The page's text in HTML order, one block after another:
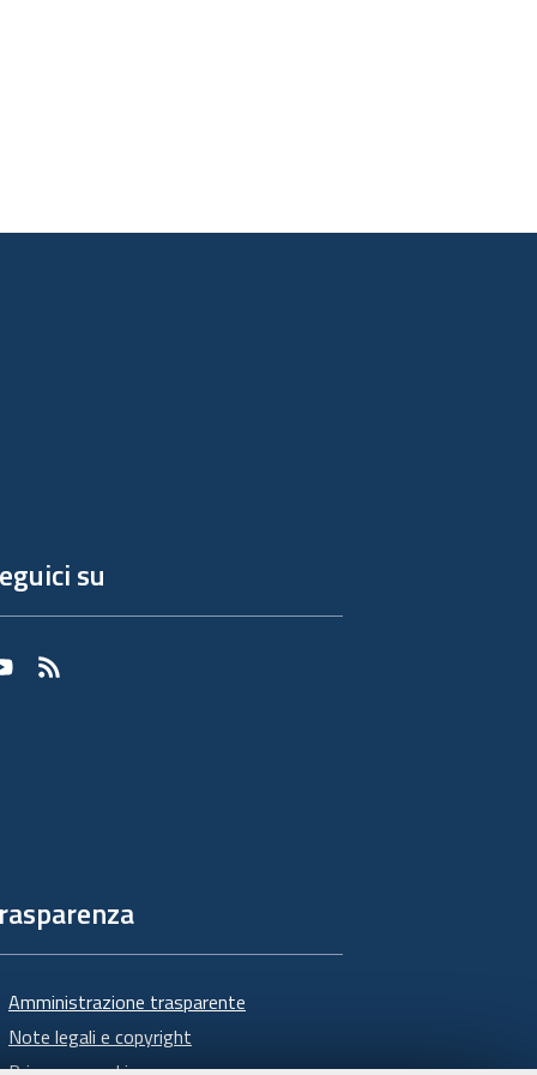
su
Youtube
RSS
Amministrazione trasparente
Note legali e copyright